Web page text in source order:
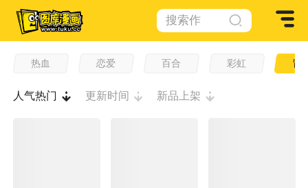
搜索作
品
热血 恋爱 百合 彩虹 冒
人气热门 更新时间 新品上架